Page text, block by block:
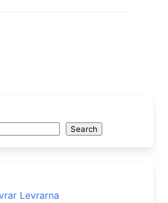
Search
Levrarna